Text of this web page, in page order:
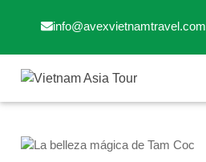
info@avexvietnamtravel.com